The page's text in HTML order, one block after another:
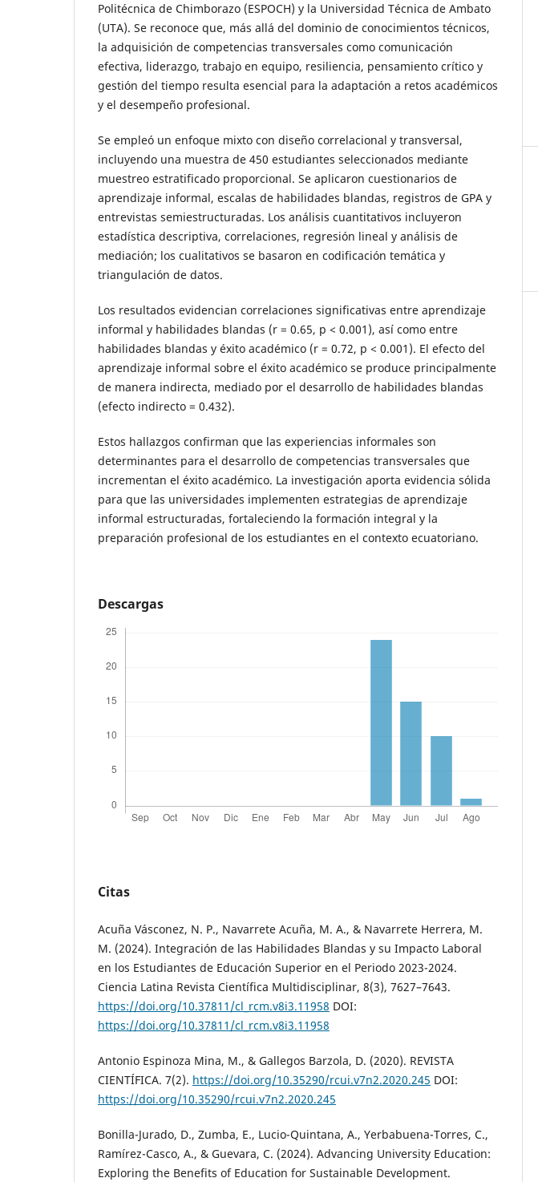
Politécnica de Chimborazo (ESPOCH) y la Universidad Técnica de Ambato
(UTA). Se reconoce que, más allá del dominio de conocimientos técnicos,
la adquisición de competencias transversales como comunicación
efectiva, liderazgo, trabajo en equipo, resiliencia, pensamiento crítico y
gestión del tiempo resulta esencial para la adaptación a retos académicos
y el desempeño profesional.
Se empleó un enfoque mixto con diseño correlacional y transversal,
incluyendo una muestra de 450 estudiantes seleccionados mediante
muestreo estratificado proporcional. Se aplicaron cuestionarios de
aprendizaje informal, escalas de habilidades blandas, registros de GPA y
entrevistas semiestructuradas. Los análisis cuantitativos incluyeron
estadística descriptiva, correlaciones, regresión lineal y análisis de
mediación; los cualitativos se basaron en codificación temática y
triangulación de datos.
Los resultados evidencian correlaciones significativas entre aprendizaje
informal y habilidades blandas (r = 0.65, p < 0.001), así como entre
habilidades blandas y éxito académico (r = 0.72, p < 0.001). El efecto del
aprendizaje informal sobre el éxito académico se produce principalmente
de manera indirecta, mediado por el desarrollo de habilidades blandas
(efecto indirecto = 0.432).
Estos hallazgos confirman que las experiencias informales son
determinantes para el desarrollo de competencias transversales que
incrementan el éxito académico. La investigación aporta evidencia sólida
para que las universidades implementen estrategias de aprendizaje
informal estructuradas, fortaleciendo la formación integral y la
preparación profesional de los estudiantes en el contexto ecuatoriano.
Descargas
Citas
Acuña Vásconez, N. P., Navarrete Acuña, M. A., & Navarrete Herrera, M.
M. (2024). Integración de las Habilidades Blandas y su Impacto Laboral
en los Estudiantes de Educación Superior en el Periodo 2023-2024.
Ciencia Latina Revista Científica Multidisciplinar, 8(3), 7627–7643.
https://doi.org/10.37811/cl_rcm.v8i3.11958 DOI:
https://doi.org/10.37811/cl_rcm.v8i3.11958
Antonio Espinoza Mina, M., & Gallegos Barzola, D. (2020). REVISTA
CIENTÍFICA. 7(2). https://doi.org/10.35290/rcui.v7n2.2020.245 DOI:
https://doi.org/10.35290/rcui.v7n2.2020.245
Bonilla-Jurado, D., Zumba, E., Lucio-Quintana, A., Yerbabuena-Torres, C.,
Ramírez-Casco, A., & Guevara, C. (2024). Advancing University Education:
Exploring the Benefits of Education for Sustainable Development.